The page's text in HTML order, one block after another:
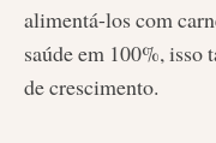
alimentá-los com
saúde em 100%, isso
de crescimento.